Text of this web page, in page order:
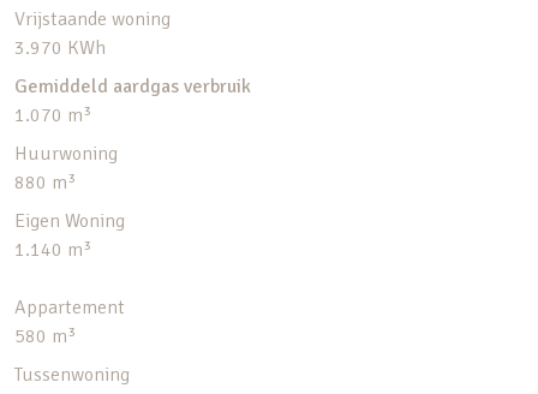
Vrijstaande woning
3.970 KWh
Gemiddeld aardgas verbruik
1.070 m³
Huurwoning
880 m³
Eigen Woning
1.140 m³
Appartement
580 m³
Tussenwoning